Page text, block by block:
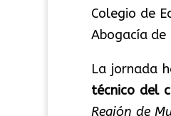
Colegio de
Abogacía de
La jornada
técnico del
Región de